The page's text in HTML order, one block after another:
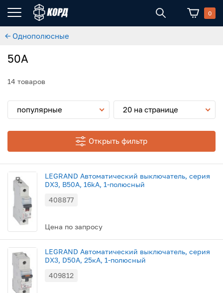
0
← Однополюсные
50А
14 товаров
популярные 20 на странице
Открыть фильтр
LEGRAND Автоматический выключатель, серия
DX3, B50A, 16kA, 1-полюсный
408877
Цена по запросу
LEGRAND Автоматический выключатель, серия
DX3, D50A, 25кА, 1-полюсный
409812